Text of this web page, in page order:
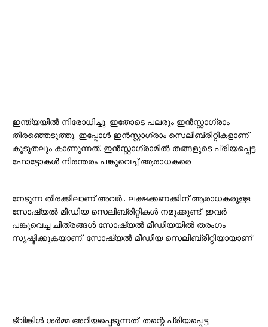
ഇന്ത്യയിൽ നിരോധിച്ചു. ഇതോടെ പലരും ഇൻസ്റ്റാഗ്രാം
തിരഞ്ഞെടുത്തു. ഇപ്പോൾ ഇൻസ്റ്റാഗ്രാം സെലിബ്രിറ്റികളാണ്
കൂടുതലും കാണുന്നത്. ഇൻസ്റ്റാഗ്രാമിൽ തങ്ങളുടെ പ്രിയപ്പെട്ട
ഫോട്ടോകൾ നിരന്തരം പങ്കുവെച്ച് ആരാധകരെ
നേടുന്ന തിരക്കിലാണ് അവർ.. ലക്ഷക്കണക്കിന് ആരാധകരുള്ള
സോഷ്യൽ മീഡിയ സെലിബ്രിറ്റികൾ നമുക്കുണ്ട്. ഇവർ
പങ്കുവെച്ച ചിത്രങ്ങൾ സോഷ്യൽ മീഡിയയിൽ തരംഗം
സൃഷ്ടിക്കുകയാണ്. സോഷ്യൽ മീഡിയ സെലിബ്രിറ്റിയായാണ്
ട്വിങ്കിൾ ശർമ്മ അറിയപ്പെടുന്നത്. തന്റെ പ്രിയപ്പെട്ട